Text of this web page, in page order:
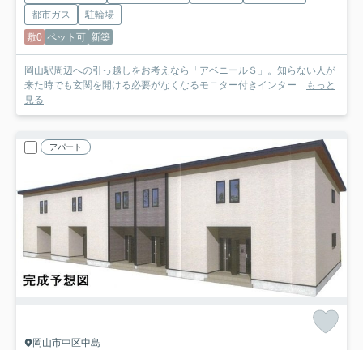
都市ガス
駐輪場
敷0 ペット可 新築
岡山駅周辺への引っ越しをお考えなら「アベニールＳ」。知らない人が
来た時でも玄関を開ける必要がなくなるモニター付きインター...
もっと
見る
アパート
岡山市中区中島